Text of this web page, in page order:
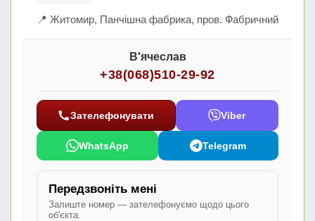
📍 Житомир, Панчішна фабрика, пров. Фабричний
В'ячеслав
+38(068)510-29-92
Зателефонувати Viber
WhatsApp Telegram
Передзвоніть мені
Залиште номер — зателефонуємо щодо цього
об'єкта.